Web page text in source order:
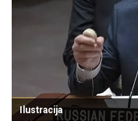
Ilustracija